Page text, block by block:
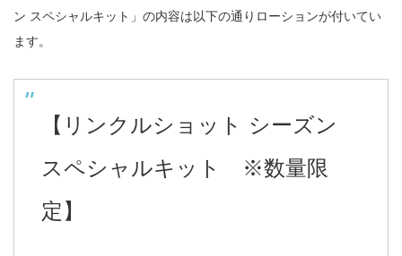
ン スペシャルキット」の内容は以下の通りローションが付いてい
ます。
【リンクルショット シーズン
スペシャルキット ※数量限
定】